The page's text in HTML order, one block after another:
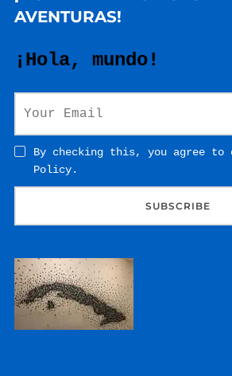
AVENTURAS!
¡Hola, mundo!
By checking this, you agree to
Policy.